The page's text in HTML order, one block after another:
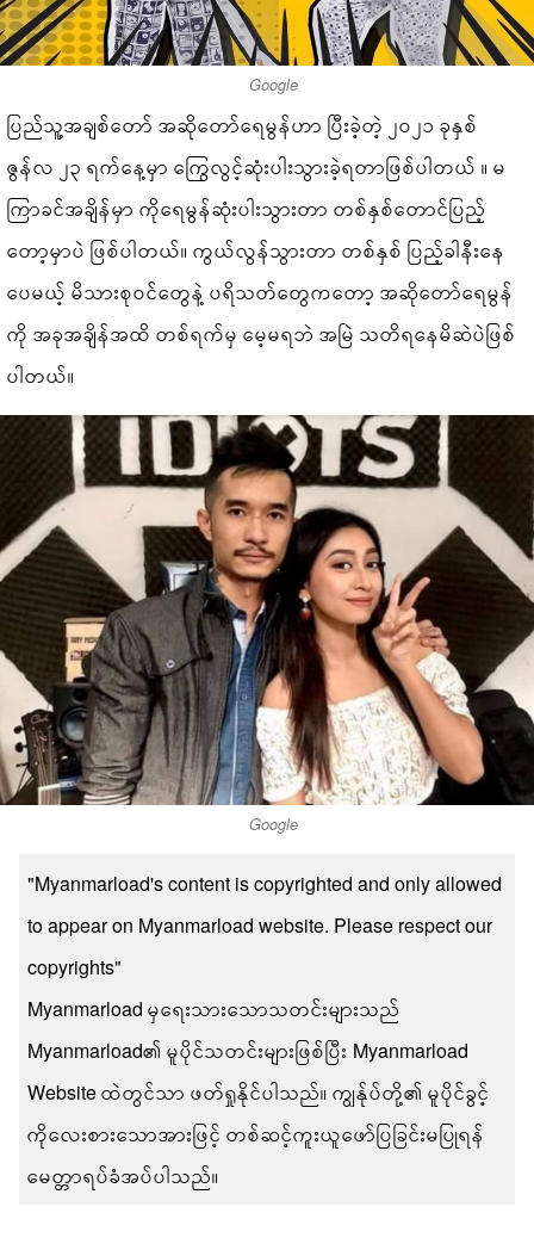
Google
ပြည်သူ့အချစ်တော် အဆိုတော်ရေမွန်ဟာ ပြီးခဲ့တဲ့ ၂၀၂၁ ခုနှစ်
ဇွန်လ ၂၃ ရက်နေ့မှာ ကြွေလွင့်ဆုံးပါးသွားခဲ့ရတာဖြစ်ပါတယ် ။ မ
ကြာခင်အချိန်မှာ ကိုရေမွန်ဆုံးပါးသွားတာ တစ်နှစ်တောင်ပြည့်
တော့မှာပဲ ဖြစ်ပါတယ်။ ကွယ်လွန်သွားတာ တစ်နှစ် ပြည့်ခါနီးနေ
ပေမယ့် မိသားစုဝင်တွေနဲ့ ပရိသတ်တွေကတော့ အဆိုတော်ရေမွန်
ကို အခုအချိန်အထိ တစ်ရက်မှ မေ့မရဘဲ အမြဲ သတိရနေမိဆဲပဲဖြစ်
ပါတယ်။
Google
"Myanmarload's content is copyrighted and only allowed
to appear on Myanmarload website. Please respect our
copyrights"
Myanmarload မှရေးသားသောသတင်းများသည်
Myanmarload၏ မူပိုင်သတင်းများဖြစ်ပြီး Myanmarload
Website ထဲတွင်သာ ဖတ်ရှုနိုင်ပါသည်။ ကျွန်ုပ်တို့၏ မူပိုင်ခွင့်
ကိုလေးစားသောအားဖြင့် တစ်ဆင့်ကူးယူဖော်ပြခြင်းမပြုရန်
မေတ္တာရပ်ခံအပ်ပါသည်။